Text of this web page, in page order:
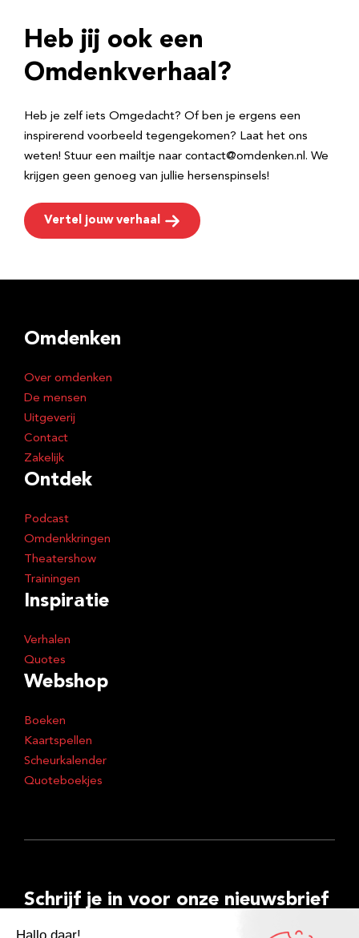
r
e
Heb jij ook een
Omdenkverhaal?
Heb je zelf iets Omgedacht? Of ben je ergens een
inspirerend voorbeeld tegengekomen? Laat het ons
weten! Stuur een mailtje naar contact@omdenken.nl. We
krijgen geen genoeg van jullie hersenspinsels!
Vertel jouw verhaal
Omdenken
Over omdenken
De mensen
Uitgeverij
Contact
Zakelijk
Ontdek
Podcast
Omdenkkringen
Theatershow
Trainingen
Inspiratie
Verhalen
Quotes
Webshop
Boeken
Kaartspellen
Scheurkalender
Quoteboekjes
Schrijf je in voor onze nieuwsbrief